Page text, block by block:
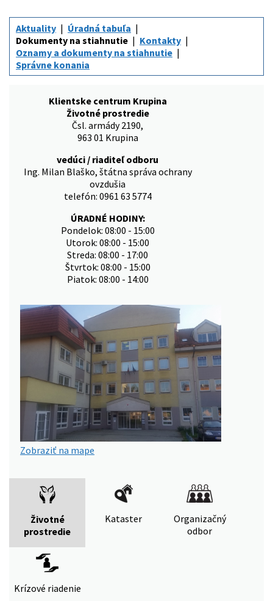
Aktuality
Úradná tabuľa
Dokumenty na stiahnutie
Kontakty
Oznamy a dokumenty na stiahnutie
Správne konania
Klientske centrum Krupina
Životné prostredie
Čsl. armády 2190,
963 01 Krupina
vedúci / riaditeľ odboru
Ing. Milan Blaško, štátna správa ochrany
ovzdušia
telefón: 0961 63 5774
ÚRADNÉ HODINY:
Pondelok: 08:00 - 15:00
Utorok: 08:00 - 15:00
Streda: 08:00 - 17:00
Štvrtok: 08:00 - 15:00
Piatok: 08:00 - 14:00
Zobraziť na mape
Životné
prostredie
Kataster
Organizačný
odbor
Krízové riadenie